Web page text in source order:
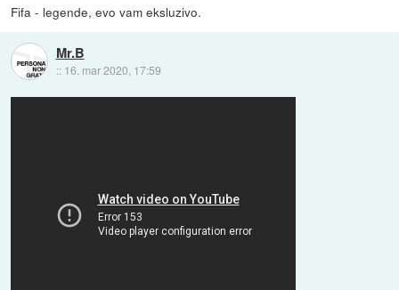
Fifa - legende, evo vam eksluzivo.
Mr.B
:: 16. mar 2020, 17:59